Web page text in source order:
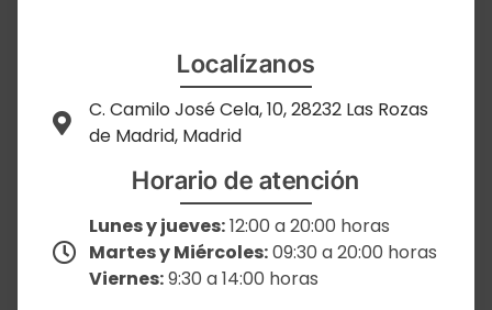
Localízanos
C. Camilo José Cela, 10, 28232 Las Rozas
de Madrid, Madrid
Horario de atención
Lunes y jueves:12:00 a 20:00 horas
Martes y Miércoles:09:30 a 20:00 horas
Viernes:9:30 a 14:00 horas